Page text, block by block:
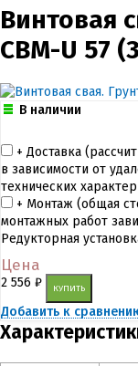
Винтовая
СВМ-U 57
В наличии
+ Доставка
в зависимости от
технических
+ Монтаж (общая
монтажных работ
Редукторная
Цена
2 556 ₽ КУПИТЬ
Добавить к